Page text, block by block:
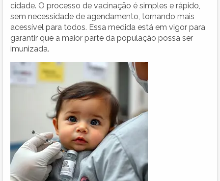
cidade. O processo de vacinação é simples e rápido,
sem necessidade de agendamento, tornando mais
acessível para todos. Essa medida está em vigor para
garantir que a maior parte da população possa ser
imunizada.